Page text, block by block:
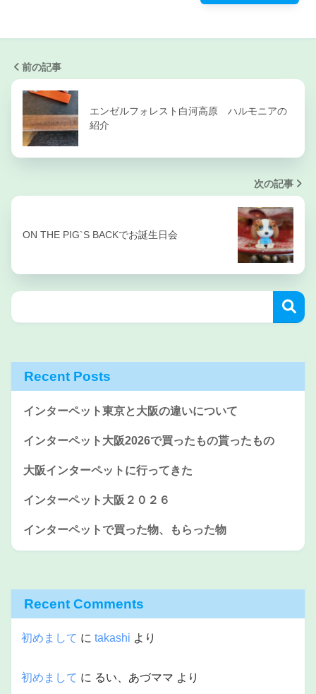
前の記事
エンゼルフォレスト白河高原 ハルモニアの
紹介
次の記事
ON THE PIG`S BACKでお誕生日会
Recent Posts
インターペット東京と大阪の違いについて
インターペット大阪2026で買ったもの貰ったもの
大阪インターペットに行ってきた
インターペット大阪２０２６
インターペットで買った物、もらった物
Recent Comments
初めまして に takashi より
初めまして に るい、あづママ より